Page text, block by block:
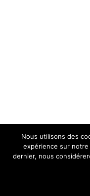
Nous utilisons des
expérience sur
dernier, nous